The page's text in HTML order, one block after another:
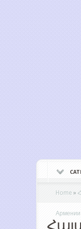
Home »
Армении